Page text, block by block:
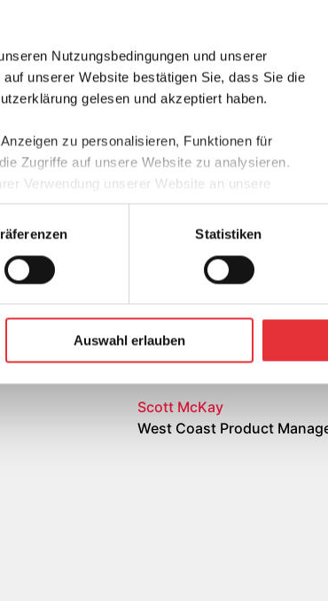
Nutzungsbedingungen und unserer
unserer Website bestätigen Sie, dass Sie die
gelesen und akzeptiert haben.
zu personalisieren, Funktionen für
Zugriffe auf unsere Website zu analysieren.
Verwendung unserer Website an unsere
weiter. Unsere Partner führen diese
Daten zusammen, die Sie ihnen bereitgestellt
Statistiken
Auswahl erlauben
spine tumor patients
promotes creativity
Scott McKay
West Coast Product